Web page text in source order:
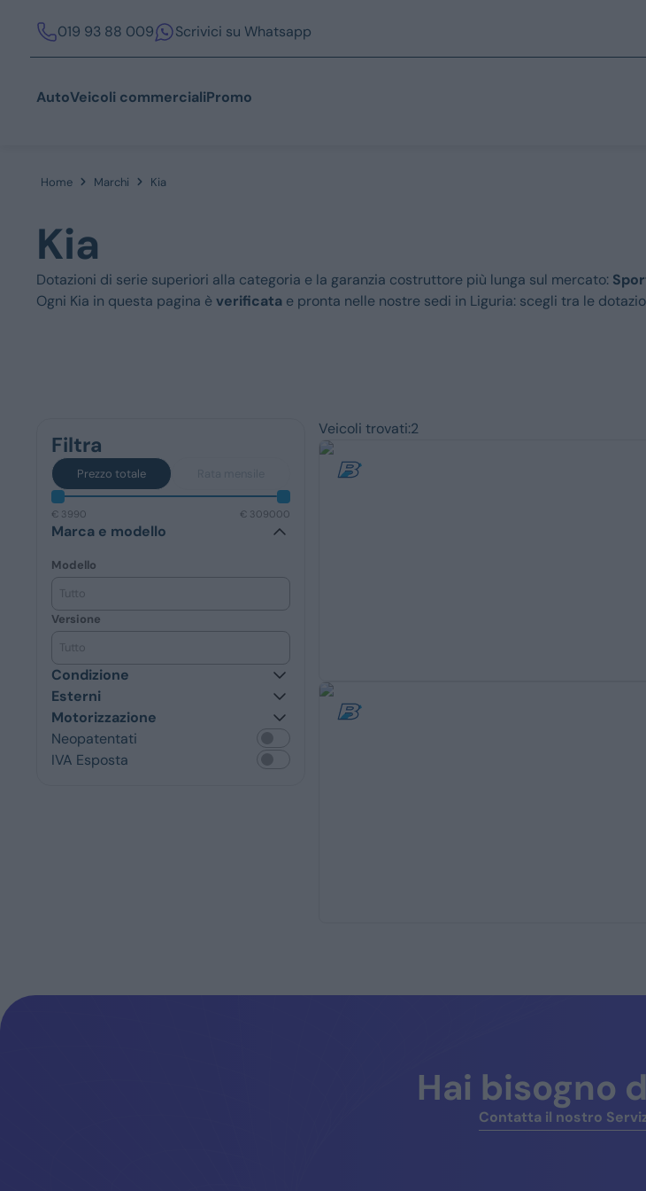
019 93 88 009 Scrivici su Whatsapp
AutoVeicoli commercialiPromo
Servizi
Alfa Romeo
Home Marchi Kia
Kia
Dotazioni di serie superiori alla categoria e la garanzia costruttore più lunga sul mercato:
Ogni Kia in questa pagina èverificata e pronta nelle nostre sedi in Liguria: scegli tra le
Filtra
Prezzo totale
€ 3990 € 309000
Marca e modello
Modello
Tutto
Versione
Tutto
Condizione
Esterni
Motorizzazione
Neopatentati
IVA Esposta
Veicoli trovati:2
Hai bisogno
Contatta il nostro